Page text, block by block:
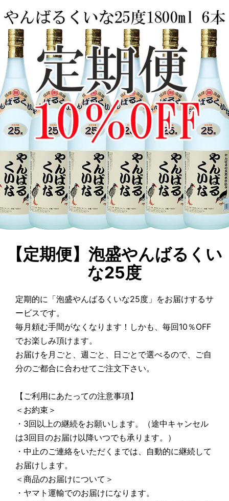
【定期便】泡盛やんばるくい
な25度
定期的に「泡盛やんばるくいな25度」をお届けするサ
ービスです。
毎月頼む手間がなくなります！しかも、毎回10％OFF
でお楽しみ頂けます。
お届けを月ごと、週ごと、日ごとで選べるので、ご自
分のご都合に合わせてご注文下さい。
【ご利用にあたっての注意事項】
＜お約束＞
・3回以上の継続をお願いします。（途中キャンセル
は3回目のお届け以降いつでも承ります。）
・中止のご連絡をいただくまでは、自動的に継続して
お届けします。
＜商品のお届けについて＞
・ヤマト運輸でのお届けになります。